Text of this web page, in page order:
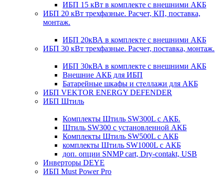
ИБП 15 кВт в комплекте с внешними АКБ
ИБП 20 кВт трехфазные. Расчет, КП, поставка,
монтаж.
ИБП 20кВА в комплекте с внешними АКБ
ИБП 30 кВт трехфазные. Расчет, поставка, монтаж.
ИБП 30кВА в комплекте с внешними АКБ
Внешние АКБ для ИБП
Батарейные шкафы и стеллажи для АКБ
ИБП VEKTOR ENERGY DEFENDER
ИБП Штиль
Комплекты Штиль SW300L с АКБ.
Штиль SW300 с установленной АКБ
Комплекты Штиль SW500L с АКБ
комплекты Штиль SW1000L с АКБ
доп. опции SNMP cart, Dry-contakt, USB
Инверторы DEYE
ИБП Must Power Pro